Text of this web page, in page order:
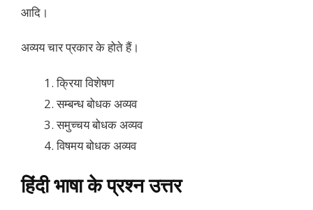
आदि।
अव्यय चार प्रकार के होते हैं।
क्रिया विशेषण
सम्बन्ध बोधक अव्यव
समुच्चय बोधक अव्यव
विषमय बोधक अव्यव
हिंदी भाषा के प्रश्न उत्तर